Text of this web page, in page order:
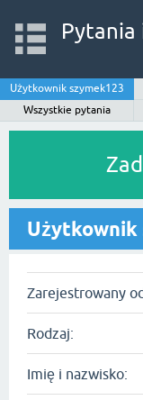
Pytania
Użytkownik szymek123
Wszystkie pytania
Użytkownik
Zarejestrowany
Rodzaj:
Imię i nazwisko: